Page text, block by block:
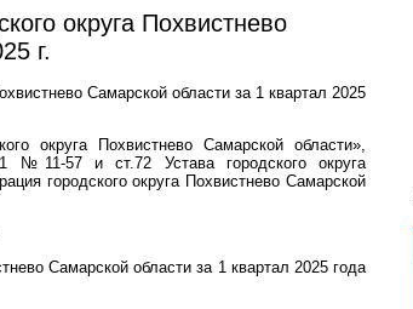
округа Похвистнево
г.
Самарской области за 1 квартал 2025
округа Похвистнево Самарской области»,
№11-57 и ст.72 Устава городского округа
городского округа Похвистнево Самарской
Самарской области за 1 квартал 2025 года